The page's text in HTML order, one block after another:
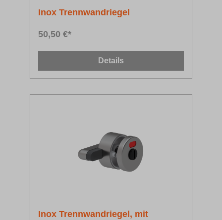
Inox Trennwandriegel
50,50 €*
Details
Inox Trennwandriegel, mit